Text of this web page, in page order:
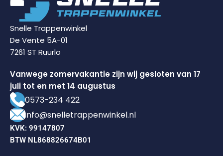
Snelle Trappenwinkel
De Vente 5A-01
7261 ST Ruurlo
Vanwege zomervakantie zijn wij gesloten van 17
juli tot en met 14 augustus
0573-234 422
info@snelletrappenwinkel.nl
KVK: 99147807
BTW NL868826674B01